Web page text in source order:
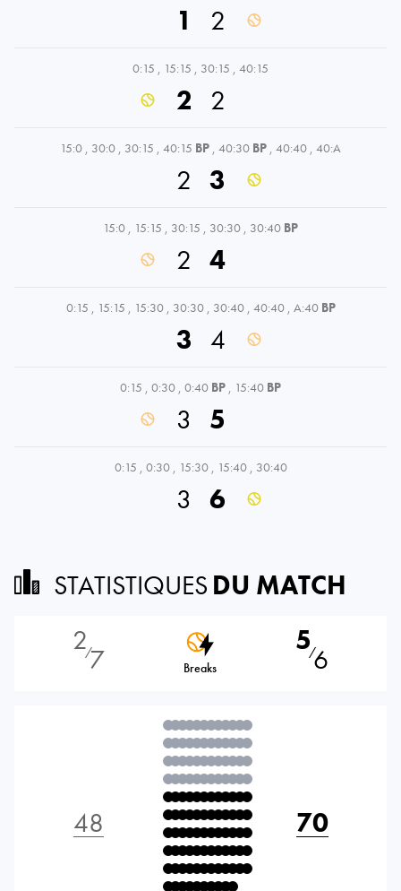
1 2
0:15 , 15:15 , 30:15 , 40:15
2 2
15:0 , 30:0 , 30:15 , 40:15 BP , 40:30 BP , 40:40 , 40:A
2 3
15:0 , 15:15 , 30:15 , 30:30 , 30:40 BP
2 4
0:15 , 15:15 , 15:30 , 30:30 , 30:40 , 40:40 , A:40 BP
3 4
0:15 , 0:30 , 0:40 BP , 15:40 BP
3 5
0:15 , 0:30 , 15:30 , 15:40 , 30:40
3 6
STATISTIQUES DU MATCH
2⁄7 Breaks
5⁄6
48 70